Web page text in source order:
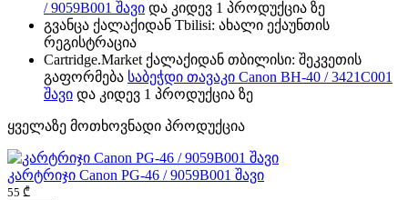
/ 9059B001 შავი და კიდევ 1 პროდუქცია ზე
გვანცა ქალაქიდან Tbilisi: ახალი ექაუნთის
რეგისტრაცია
Cartridge.Market ქალაქიდან თბილისი: შეკვეთის
გაფორმება საბეჭდი თავაკი Canon BH-40 / 3421C001
შავი და კიდევ 1 პროდუქცია ზე
ყველაზე მოთხოვნადი პროდუქცია
კარტრიჯი Canon PG-46 / 9059B001 შავი
55 ₾